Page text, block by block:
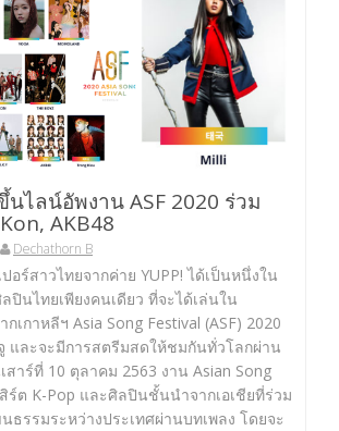
นไลน์อัพงาน ASF 2020 ร่วม
AKB48
Dechathorn B
อร์สาวไทยจากค่าย YUPP! ได้เป็นหนึ่งใน
ปินไทยเพียงคนเดียว ที่จะได้เล่นใน
เกาหลีฯ Asia Song Festival (ASF) 2020
และจะมีการสตรีมสดให้ชมกันทั่วโลกผ่าน
าร์ที่ 10 ตุลาคม 2563 งาน Asian Song
ร์ต K-Pop และศิลปินชั้นนำจากเอเชียที่ร่วม
ธรรมระหว่างประเทศผ่านบทเพลง โดยจะ